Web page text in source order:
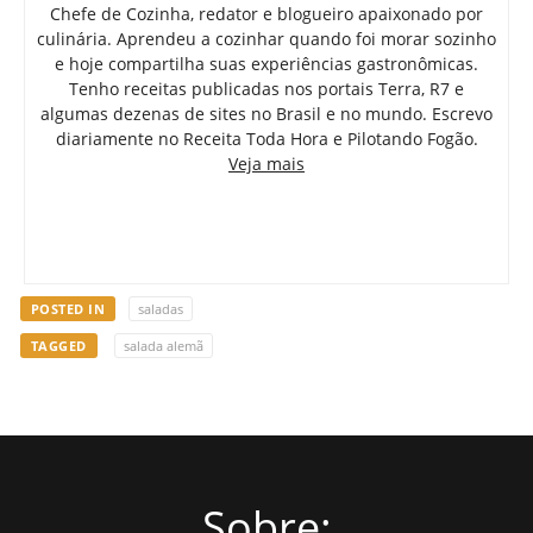
Chefe de Cozinha, redator e blogueiro apaixonado por
culinária. Aprendeu a cozinhar quando foi morar sozinho
e hoje compartilha suas experiências gastronômicas.
Tenho receitas publicadas nos portais Terra, R7 e
algumas dezenas de sites no Brasil e no mundo. Escrevo
diariamente no Receita Toda Hora e Pilotando Fogão.
Veja mais
POSTED IN saladas
TAGGED salada alemã